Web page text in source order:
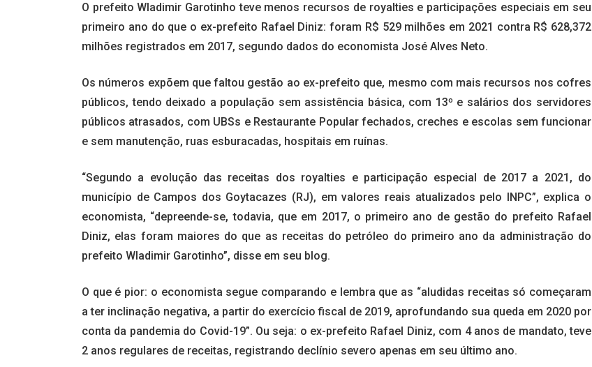
O prefeito Wladimir Garotinho teve menos recursos de royalties e participações especiais em seu
primeiro ano do que o ex-prefeito Rafael Diniz: foram R$ 529 milhões em 2021 contra R$ 628,372
milhões registrados em 2017, segundo dados do economista José Alves Neto.
Os números expõem que faltou gestão ao ex-prefeito que, mesmo com mais recursos nos cofres
públicos, tendo deixado a população sem assistência básica, com 13º e salários dos servidores
públicos atrasados, com UBSs e Restaurante Popular fechados, creches e escolas sem funcionar
e sem manutenção, ruas esburacadas, hospitais em ruínas.
“Segundo a evolução das receitas dos royalties e participação especial de 2017 a 2021, do
município de Campos dos Goytacazes (RJ), em valores reais atualizados pelo INPC”, explica o
economista, “depreende-se, todavia, que em 2017, o primeiro ano de gestão do prefeito Rafael
Diniz, elas foram maiores do que as receitas do petróleo do primeiro ano da administração do
prefeito Wladimir Garotinho”, disse em seu blog.
O que é pior: o economista segue comparando e lembra que as “aludidas receitas só começaram
a ter inclinação negativa, a partir do exercício fiscal de 2019, aprofundando sua queda em 2020 por
conta da pandemia do Covid-19”. Ou seja: o ex-prefeito Rafael Diniz, com 4 anos de mandato, teve
2 anos regulares de receitas, registrando declínio severo apenas em seu último ano.